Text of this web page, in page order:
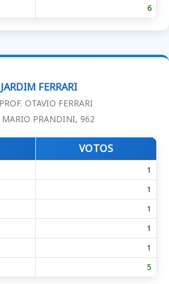
6
JARDIM FERRARI
OTAVIO FERRARI
MARIO PRANDINI, 962
VOTOS
1
1
1
1
1
5